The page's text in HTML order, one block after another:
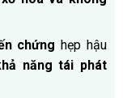
chứng hẹp hậu
năng tái phát